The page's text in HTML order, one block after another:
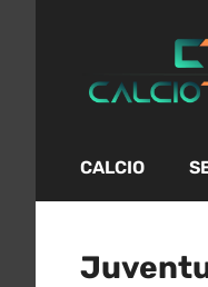
contenuto
CALCIO